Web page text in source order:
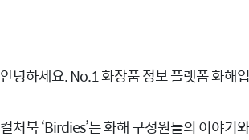
안녕하세요. No.1 화장품 정보 플랫폼 화해
컬처북 ‘Birdies’는 화해 구성원들의 이야기